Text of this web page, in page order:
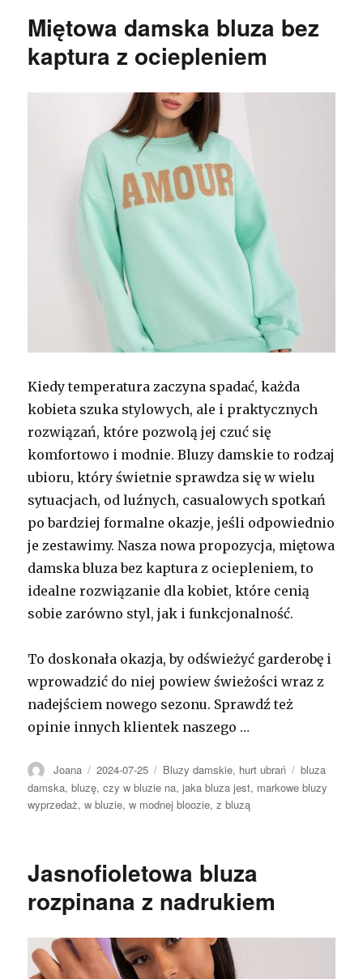
Miętowa damska bluza bez
kaptura z ociepleniem
Kiedy temperatura zaczyna spadać, każda
kobieta szuka stylowych, ale i praktycznych
rozwiązań, które pozwolą jej czuć się
komfortowo i modnie. Bluzy damskie to rodzaj
ubioru, który świetnie sprawdza się w wielu
sytuacjach, od luźnych, casualowych spotkań
po bardziej formalne okazje, jeśli odpowiednio
je zestawimy. Nasza nowa propozycja, miętowa
damska bluza bez kaptura z ociepleniem, to
idealne rozwiązanie dla kobiet, które cenią
sobie zarówno styl, jak i funkcjonalność.
To doskonała okazja, by odświeżyć garderobę i
wprowadzić do niej powiew świeżości wraz z
nadejściem nowego sezonu. Sprawdź też
opinie innych klientek naszego …
Autor
Joana Opublikowano
2024-07-25 Kategorie
Bluzy damskie, hurt ubrań Tagi
bluza
damska,bluzę,czy w bluzie na,jaka bluza jest, markowe bluzy
wyprzedaż,w bluzie,w modnej bloozie,z bluzą
Jasnofioletowa bluza
rozpinana z nadrukiem